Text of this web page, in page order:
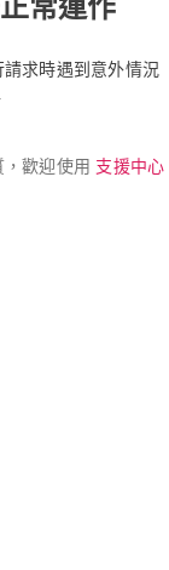
常運作
求時遇到意外情況
歡迎使用 支援中心